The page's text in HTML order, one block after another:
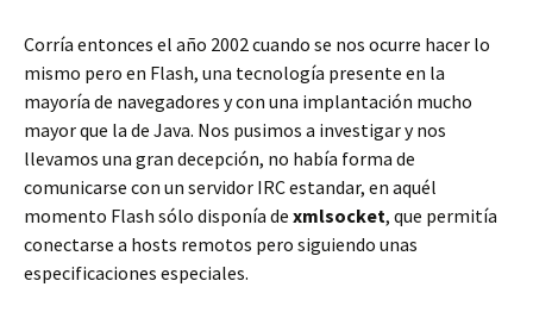
Corría entonces el año 2002 cuando se nos ocurre hacer lo
mismo pero en Flash, una tecnología presente en la
mayoría de navegadores y con una implantación mucho
mayor que la de Java. Nos pusimos a investigar y nos
llevamos una gran decepción, no había forma de
comunicarse con un servidor IRC estandar, en aquél
momento Flash sólo disponía de xmlsocket, que permitía
conectarse a hosts remotos pero siguiendo unas
especificaciones especiales.